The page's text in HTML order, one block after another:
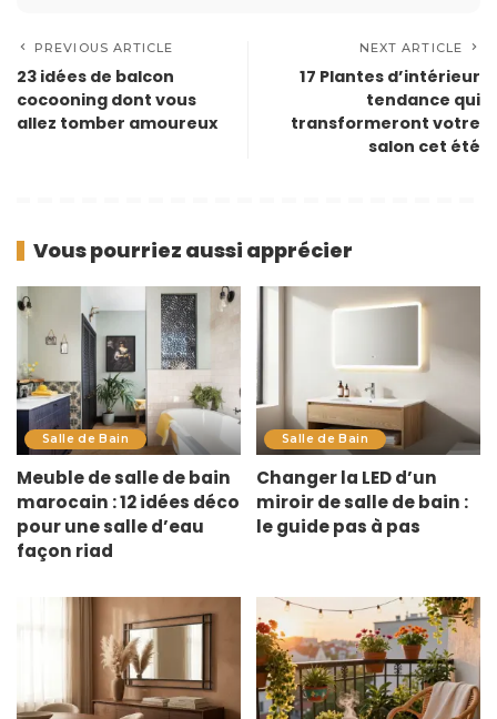
PREVIOUS ARTICLE
23 idées de balcon
cocooning dont vous
allez tomber amoureux
NEXT ARTICLE
17 Plantes d’intérieur
tendance qui
transformeront votre
salon cet été
Vous pourriez aussi apprécier
Salle de Bain
Meuble de salle de bain
marocain : 12 idées déco
pour une salle d’eau
façon riad
Salle de Bain
Changer la LED d’un
miroir de salle de bain :
le guide pas à pas